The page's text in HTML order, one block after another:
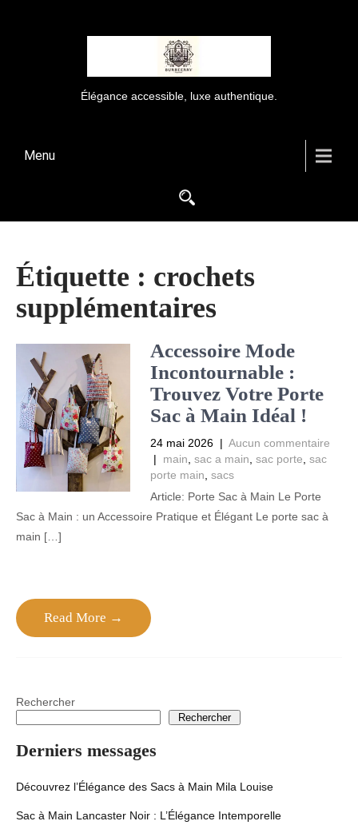
Élégance accessible, luxe authentique.
Menu
Étiquette : crochets
supplémentaires
Accessoire Mode
Incontournable :
Trouvez Votre Porte
Sac à Main Idéal !
24 mai 2026 | Aucun commentaire
| main sac a main sac porte sac
porte main sacs
Article: Porte Sac à Main Le Porte
Sac à Main : un Accessoire Pratique et Élégant Le porte sac à
main […]
Read More →
Rechercher
Rechercher
Derniers messages
Découvrez l’Élégance des Sacs à Main Mila Louise
Sac à Main Lancaster Noir : L’Élégance Intemporelle